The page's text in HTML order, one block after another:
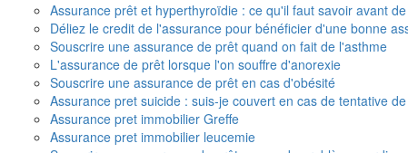
Assurance prêt et hyperthyroïdie : ce qu'il faut savoir avant
Déliez le credit de l'assurance pour bénéficier d'une bonne
Souscrire une assurance de prêt quand on fait de l'asthme
L'assurance de prêt lorsque l'on souffre d'anorexie
Souscrire une assurance de prêt en cas d'obésité
Assurance pret suicide : suis-je couvert en cas de tentative
Assurance pret immobilier Greffe
Assurance pret immobilier leucemie